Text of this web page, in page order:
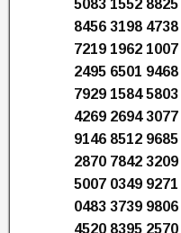
5083 1552
8456 3198
7219 1962
2495 6501
7929 1584
4269 2694
9146 8512
2870 7842
5007 0349
0483 3739
4520 8395